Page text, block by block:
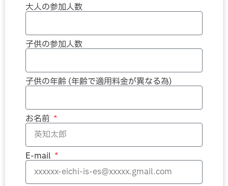
大人の参加人数
子供の参加人数
子供の年齢 (年齢で適用料金が異なる為)
お名前
E-mail